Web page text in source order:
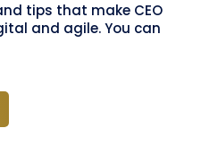
tips that make CEO
and agile. You can